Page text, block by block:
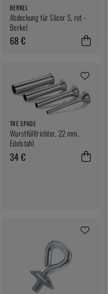
BERKEL
Abdeckung für Slicer S, rot -
Berkel
68 €
TRE SPADE
Wurstfülltrichter, 22 mm,
Edelstahl
34 €